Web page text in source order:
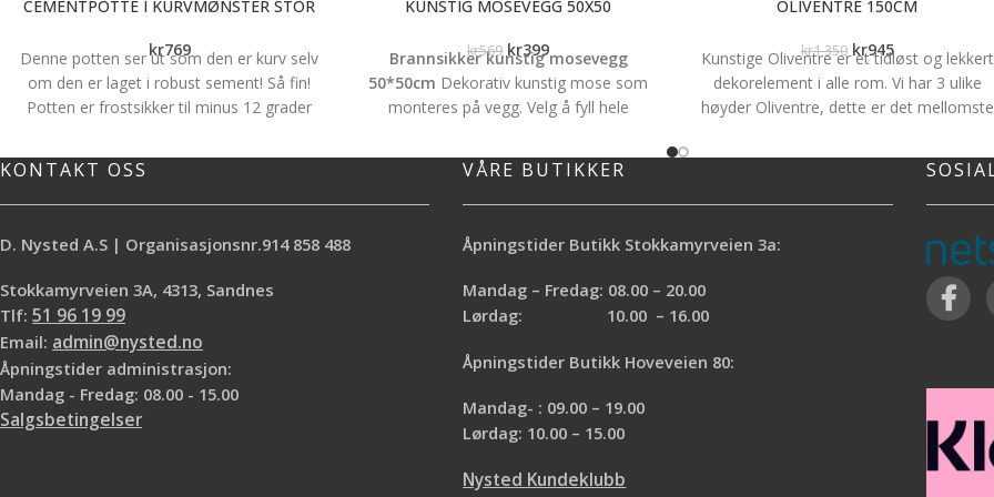
CEMENTPOTTE I KURVMØNSTER STOR
kr769
Denne potten ser ut som den er kurv selv
om den er laget i robust sement! Så fin!
Potten er frostsikker til minus 12 grader
Størrelse:H.31cm D:29cm
KUNSTIG MOSEVEGG 50X50
kr569 kr399
Brannsikker kunstig mosevegg
50*50cm Dekorativ kunstig mose som
monteres på vegg. Velg å fyll hele
private hjem eller næringsbygg og blir fort
et friskt blikkfang!Str. 50 x 50cm Prisen er
per stk (0,25 kvm) Begrenset lager.
OLIVENTRE 150CM
kr1 350 kr945
Kunstige Oliventre er et tidløst og lekkert
dekorelement i alle rom. Vi har 3 ulike
høyder Oliventre, dette er det mellomste
Høyde: 150cm
KONTAKT OSS
D. Nysted A.S | Organisasjonsnr.914 858 488
Stokkamyrveien 3A, 4313, Sandnes
Tlf: 51 96 19 99
Email: admin@nysted.no
Åpningstider administrasjon:
Mandag - Fredag: 08.00 - 15.00
Salgsbetingelser
VÅRE BUTIKKER
Åpningstider Butikk Stokkamyrveien 3a:
Mandag – Fredag: 08.00 – 20.00
Lørdag: 10.00 – 16.00
Åpningstider Butikk Hoveveien 80:
Mandag- : 09.00 – 19.00
Lørdag: 10.00 – 15.00
Nysted Kundeklubb